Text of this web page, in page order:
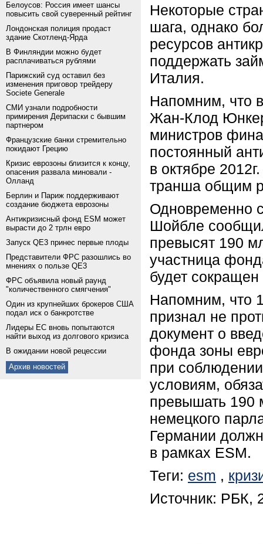
Белоусов: Россия имеет шансы
повысить свой суверенный рейтинг
Лондонская полиция продаст
здание Скотленд-Ярда
В Финляндии можно будет
расплачиваться рублями
Парижский суд оставил без
изменения приговор трейдеру
Societe Generale
СМИ узнали подробности
примирения Дерипаски с бывшим
партнером
Французские банки стремительно
покидают Грецию
Кризис еврозоны близится к концу,
опасения развала миновали -
Олланд
Берлин и Париж поддерживают
создание бюджета еврозоны
Антикризисный фонд ESM может
вырасти до 2 трлн евро
Запуск QE3 принес первые плоды
Представители ФРС разошлись во
мнениях о пользе QE3
ФРС объявила новый раунд
"количественного смягчения"
Один из крупнейших брокеров США
подал иск о банкротстве
Лидеры ЕС вновь попытаются
найти выход из долгового кризиса
В ожидании новой рецессии
Архив новостей
Некоторые
шага, однако
ресурсов
поддержать
Италия.
Напомним, что
Жан-Клод
министров
постоянный
в октябре
транша общим
Одновременно
Шойбле
превысят 190
участница
будет
Напомним, что
признал не
документ о
фонда зоны
при
условиям,
превышать 190
немецкого
Германии
в рамках ESM.
Теги: esm ,
Источник: РБК,